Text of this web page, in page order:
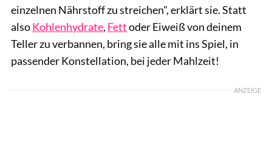
einzelnen Nährstoff zu streichen", erklärt sie. Statt
alsoKohlenhydrate, Fettoder Eiweiß von deinem
Teller zu verbannen, bring sie alle mit ins Spiel, in
passender Konstellation, bei jeder Mahlzeit!
ANZEIGE